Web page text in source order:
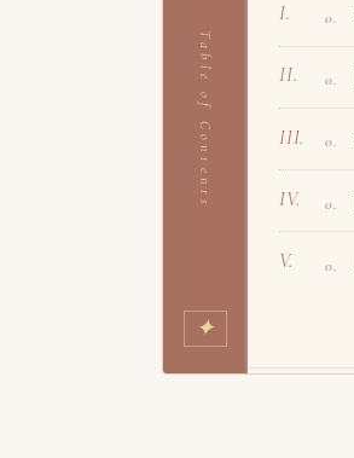
Table of Contents
✦